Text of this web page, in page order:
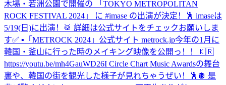
木場・若洲公園で開催の 「TOKYO METROPOLITAN
ROCK FESTIVAL 2024」 に #imase の出演が決定！🕺 imaseは
5/19(日)に出演！🥁 詳細は公式サイトをチェックお願いしま
す✅ ▪︎「METROCK 2024」公式サイト metrock.jp今年の1月に
韓国・釜山に行った時のメイキング映像を公開っ！！🇰🇷
https://youtu.be/mh4GauWD26I Circle Chart Music Awardsの舞台
裏や、韓国の街を観光した様子が見れちゃうぜい！🕺🪩 是